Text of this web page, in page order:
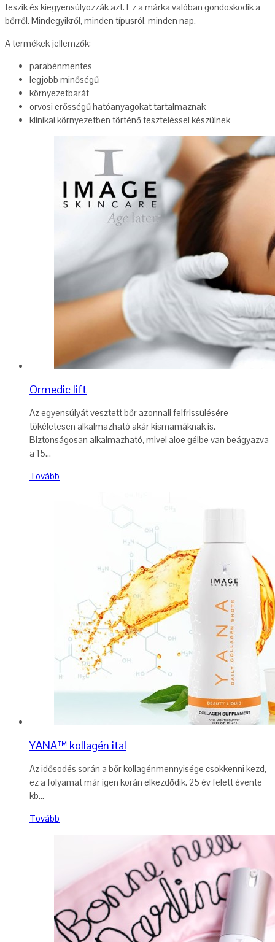
teszik és kiegyensúlyozzák azt. Ez a márka valóban gondoskodik a
bőrről. Mindegyikről, minden típusról, minden nap.
A termékek jellemzők:
parabénmentes
legjobb minőségű
környezetbarát
orvosi erősségű hatóanyagokat tartalmaznak
klinikai környezetben történő teszteléssel készülnek
Ormedic lift
Az egyensúlyát vesztett bőr azonnali felfrissülésére
tökéletesen alkalmazható akár kismamáknak is.
Biztonságosan alkalmazható, mivel aloe gélbe van beágyazva
a 15...
Tovább
YANA™ kollagén ital
Az idősödés során a bőr kollagénmennyisége csökkenni kezd,
ez a folyamat már igen korán elkezdődik. 25 év felett évente
kb...
Tovább